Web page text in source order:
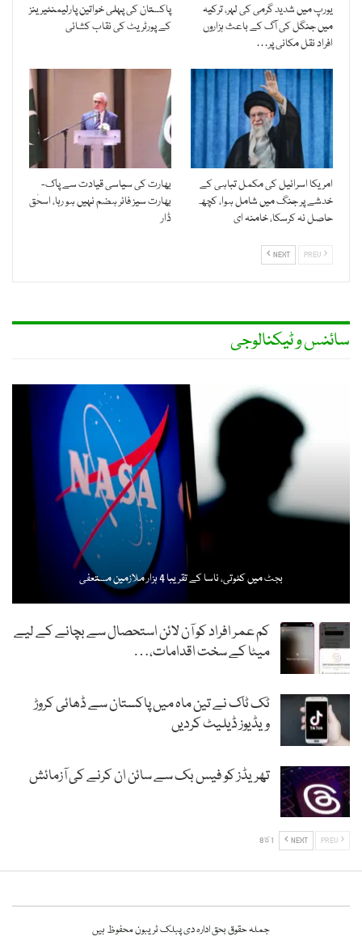
یورپ میں شدید گرمی کی لہر، ترکیہ
میں جنگل کی آگ کے باعث ہزاروں
افراد نقل مکانی پر…
پاکستان کی پہلی خواتین پارلیمنٹیرینز
کے پورٹریٹ کی نقاب کشائی
امریکا اسرائیل کی مکمل تباہی کے
خدشے پر جنگ میں شامل ہوا، کچھ
حاصل نہ کرسکا، خامنہ ای
بھارت کی سیاسی قیادت سے پاک-
بھارت سیز فائر ہضم نہیں ہو رہا، اسحٰق
ڈار
NEXT
سائنس و ٹیکنالوجی
بجٹ میں کٹوتی، ناسا کے تقریبا 4 ہزار ملازمین مستعفی
کم عمر افراد کو آن لائن استحصال سے بچانے کے لیے
میٹا کے سخت اقدامات،…
ٹک ٹاک نے تین ماہ میں پاکستان سے ڈھائی کروڑ
ویڈیوز ڈیلیٹ کردیں
تھریڈز کو فیس بک سے سائن ان کرنے کی آزمائش
NEXT 1 کا 8
جملہ حقوق بحق ادارہ دی پبلک ٹریبون محفوظ ہیں